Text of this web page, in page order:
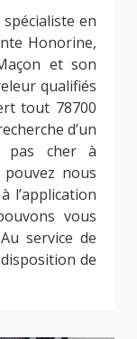
spécialiste en
Honorine,
et son
qualifiés
tout 78700
d’un
pas cher à
nous
l’application
vous
service de
de